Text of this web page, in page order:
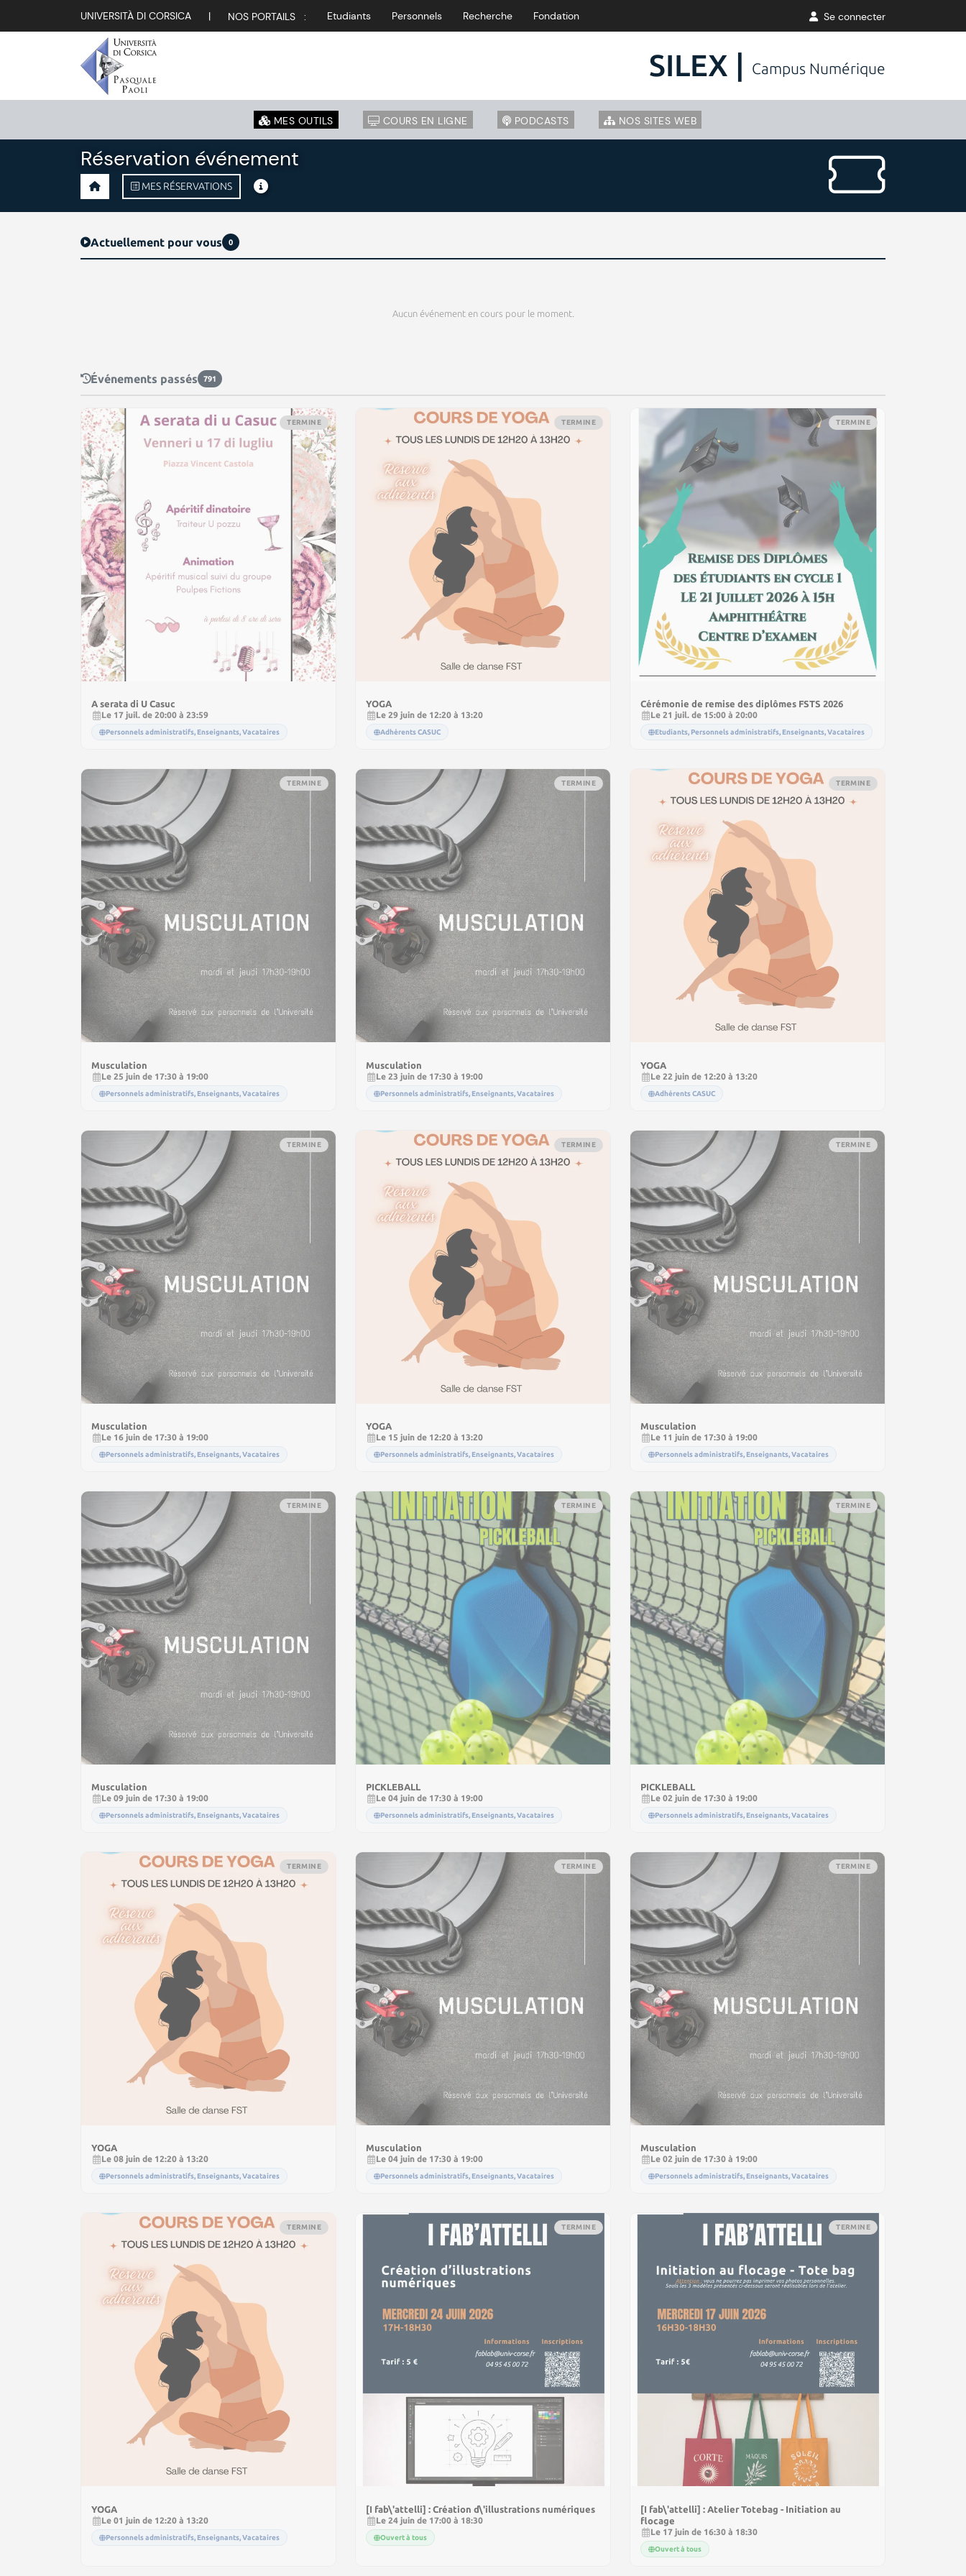
UNIVERSITÀ DI CORSICA | NOS PORTAILS : Etudiants Personnels Recherche Fondation Se connecter
SILEX | Campus Numérique
MES OUTILS COURS EN LIGNE PODCASTS NOS SITES WEB
Réservation événement
MES RÉSERVATIONS
Actuellement pour vous 0
Aucun événement en cours pour le moment.
Événements passés 791
TERMINE
A serata di U Casuc
Le 17 juil. de 20:00 à 23:59
Personnels administratifs, Enseignants, Vacataires
TERMINE
YOGA
Le 29 juin de 12:20 à 13:20
Adhérents CASUC
TERMINE
Cérémonie de remise des diplômes FSTS 2026
Le 21 juil. de 15:00 à 20:00
Etudiants, Personnels administratifs, Enseignants, Vacataires
TERMINE
Musculation
Le 25 juin de 17:30 à 19:00
Personnels administratifs, Enseignants, Vacataires
TERMINE
Musculation
Le 23 juin de 17:30 à 19:00
Personnels administratifs, Enseignants, Vacataires
TERMINE
YOGA
Le 22 juin de 12:20 à 13:20
Adhérents CASUC
TERMINE
Musculation
Le 16 juin de 17:30 à 19:00
Personnels administratifs, Enseignants, Vacataires
TERMINE
YOGA
Le 15 juin de 12:20 à 13:20
Personnels administratifs, Enseignants, Vacataires
TERMINE
Musculation
Le 11 juin de 17:30 à 19:00
Personnels administratifs, Enseignants, Vacataires
TERMINE
Musculation
Le 09 juin de 17:30 à 19:00
Personnels administratifs, Enseignants, Vacataires
TERMINE
PICKLEBALL
Le 04 juin de 17:30 à 19:00
Personnels administratifs, Enseignants, Vacataires
TERMINE
PICKLEBALL
Le 02 juin de 17:30 à 19:00
Personnels administratifs, Enseignants, Vacataires
TERMINE
YOGA
Le 08 juin de 12:20 à 13:20
Personnels administratifs, Enseignants, Vacataires
TERMINE
Musculation
Le 04 juin de 17:30 à 19:00
Personnels administratifs, Enseignants, Vacataires
TERMINE
Musculation
Le 02 juin de 17:30 à 19:00
Personnels administratifs, Enseignants, Vacataires
TERMINE
YOGA
Le 01 juin de 12:20 à 13:20
Personnels administratifs, Enseignants, Vacataires
TERMINE
[I fab\'attelli] : Création d\'illustrations numériques
Le 24 juin de 17:00 à 18:30
Ouvert à tous
TERMINE
[I fab\'attelli] : Atelier Totebag - Initiation au
flocage
Le 17 juin de 16:30 à 18:30
Ouvert à tous